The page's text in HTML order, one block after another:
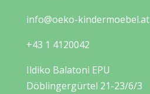
info@oeko-kindermoebel.at
+43 1 4120042
Ildiko Balatoni EPU
Döblingergürtel 21-23/6/3